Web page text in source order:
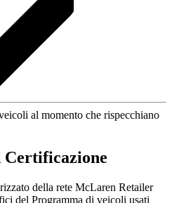
al momento che rispecchiano
della rete McLaren Retailer
del Programma di veicoli usati